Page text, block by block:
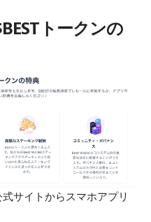
トークンの
式サイトからスマホアプリ